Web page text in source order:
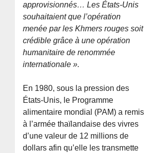
approvisionnés… Les États-Unis
souhaitaient que l’opération
menée par les Khmers rouges soit
crédible grâce à une opération
humanitaire de renommée
internationale ».
En 1980, sous la pression des
États-Unis, le Programme
alimentaire mondial (PAM) a remis
à l’armée thaïlandaise des vivres
d’une valeur de 12 millions de
dollars afin qu’elle les transmette